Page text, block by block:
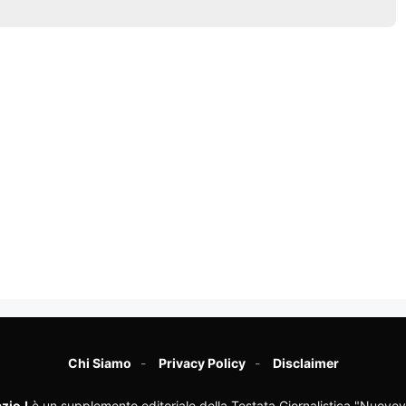
Chi Siamo Privacy Policy Disclaimer